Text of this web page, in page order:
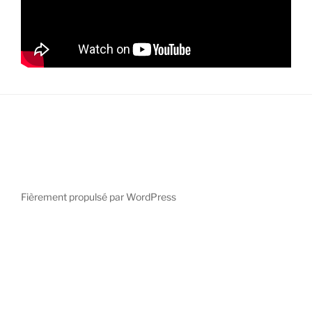
Fièrement propulsé par WordPress